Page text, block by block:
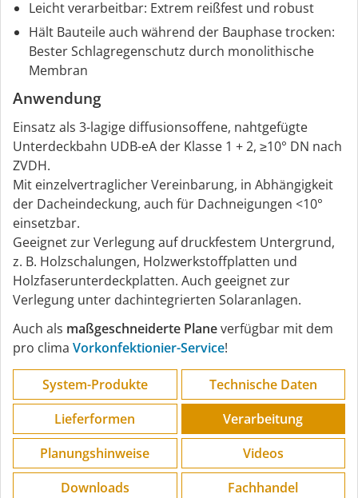
Leicht verarbeitbar: Extrem reißfest und robust
Hält Bauteile auch während der Bauphase trocken:
Bester Schlagregenschutz durch monolithische
Membran
Anwendung
Einsatz als 3-lagige diffusionsoffene, nahtgefügte
Unterdeckbahn UDB-eA der Klasse 1 + 2, ≥10° DN nach
ZVDH.
Mit einzelvertraglicher Vereinbarung, in Abhängigkeit
der Dacheindeckung, auch für Dachneigungen <10°
einsetzbar.
Geeignet zur Verlegung auf druckfestem Untergrund,
z. B. Holzschalungen, Holzwerkstoffplatten und
Holzfaserunterdeckplatten. Auch geeignet zur
Verlegung unter dachintegrierten Solaranlagen.
Auch als maßgeschneiderte Planeverfügbar mit dem
pro clima Vorkonfektionier-Service!
System-Produkte
Technische Daten
Lieferformen
Verarbeitung
Planungs­hinweise
Videos
Downloads
Fachhandel